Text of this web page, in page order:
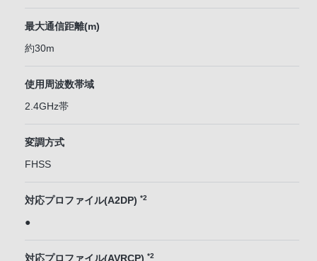
最大通信距離(m)
約30m
使用周波数帯域
2.4GHz帯
変調方式
FHSS
対応プロファイル(A2DP) *2
●
対応プロファイル(AVRCP) *2